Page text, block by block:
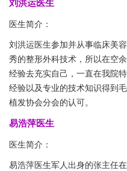
刘洪运医生
医生简介：
刘洪运医生参加并从事临床美
秀的整形外科技术，所以在空
经验去充实自己，一直在我院
经验以及专业的技术知识得到
植发协会分会的认可。
易浩萍医生
医生简介：
易浩萍医生军人出身的张主任